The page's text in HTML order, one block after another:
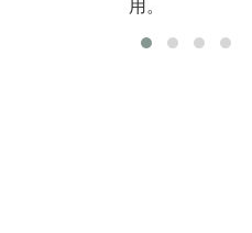
用。